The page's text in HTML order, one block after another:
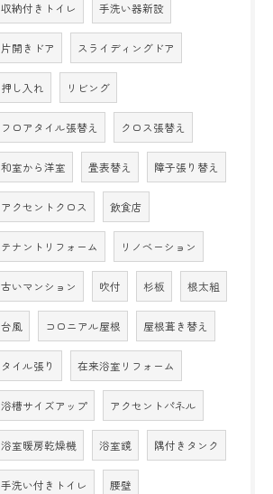
収納付きトイレ 手洗い器新設
片開きドア スライディングドア
押し入れ リビング
フロアタイル張替え クロス張替え
和室から洋室 畳表替え 障子張り替え
アクセントクロス 飲食店
テナントリフォーム リノベーション
古いマンション 吹付 杉板 根太組
台風 コロニアル屋根 屋根葺き替え
タイル張り 在来浴室リフォーム
浴槽サイズアップ アクセントパネル
浴室暖房乾燥機 浴室鏡 隅付きタンク
手洗い付きトイレ 腰壁